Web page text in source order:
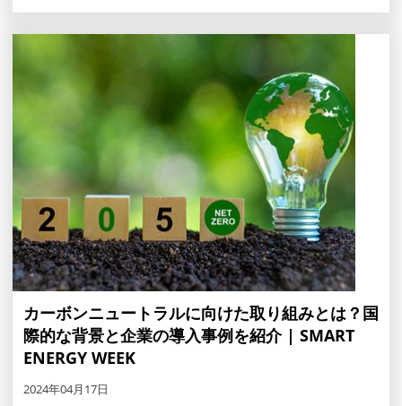
カーボンニュートラルに向けた取り組みとは？国
際的な背景と企業の導入事例を紹介 | SMART
ENERGY WEEK
2024年04月17日